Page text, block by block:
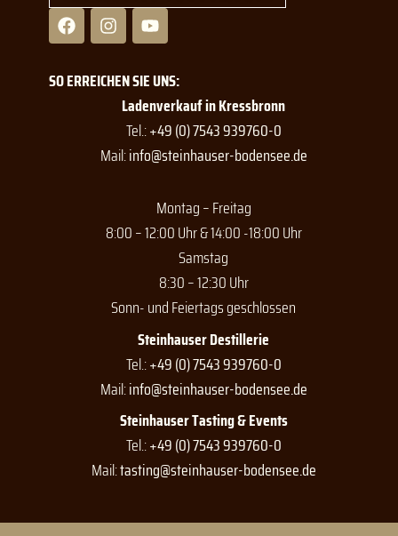
F
a
c
e
b
I
n
s
t
a
m
Y
o
u
t
u
b
e
SO ERREICHEN SIE UNS:
Ladenverkauf in Kressbronn
Tel.:+49 (0) 7543 939760-0
Mail:info@steinhauser-bodensee.de
Montag – Freitag
8:00 – 12:00 Uhr & 14:00 -18:00 Uhr
Samstag
8:30 – 12:30 Uhr
Sonn- und Feiertags geschlossen
Steinhauser Destillerie
Tel.:+49 (0) 7543 939760-0
Mail:info@steinhauser-bodensee.de
Steinhauser Tasting & Events
Tel.:+49 (0) 7543 939760-0
Mail:tasting@steinhauser-bodensee.de